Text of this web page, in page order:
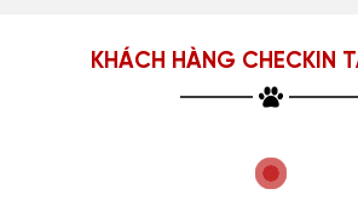
KHÁCH HÀNG CHECKIN